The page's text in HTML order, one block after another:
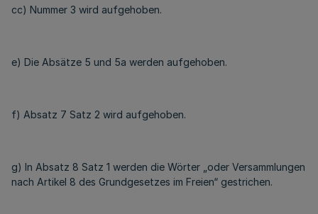
cc) Nummer 3 wird aufgehoben.
e) Die Absätze 5 und 5a werden aufgehoben.
f) Absatz 7 Satz 2 wird aufgehoben.
g) In Absatz 8 Satz 1 werden die Wörter „oder Versammlungen
nach Artikel 8 des Grundgesetzes im Freien“ gestrichen.